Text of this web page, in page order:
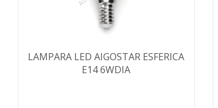
LAMPARA LED AIGOSTAR ESFERICA
E14 6WDIA